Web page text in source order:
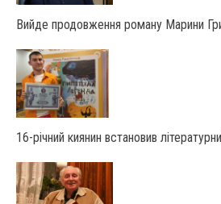
Вийде продовження роману Марини
16-річний киянин встановив